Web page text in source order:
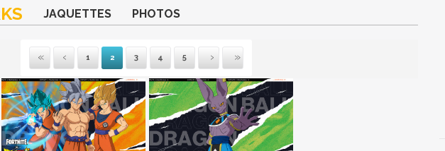
JAQUETTES PHOTOS
Première
Précédente
1 2 3 4 5
Suivante
Dernière